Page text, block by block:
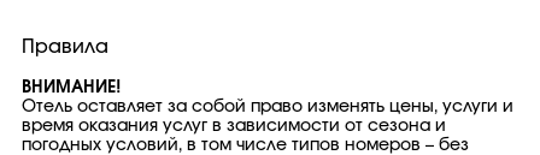
Правила
ВНИМАНИЕ!
Отель оставляет за собой право изменять цены, услуги и
время оказания услуг в зависимости от сезона и
погодных условий, в том числе типов номеров – без